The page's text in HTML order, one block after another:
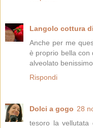
Langolo cottura
Anche per me
è proprio bella con
alveolato
Rispondi
Dolci a gogo 28
tesoro la